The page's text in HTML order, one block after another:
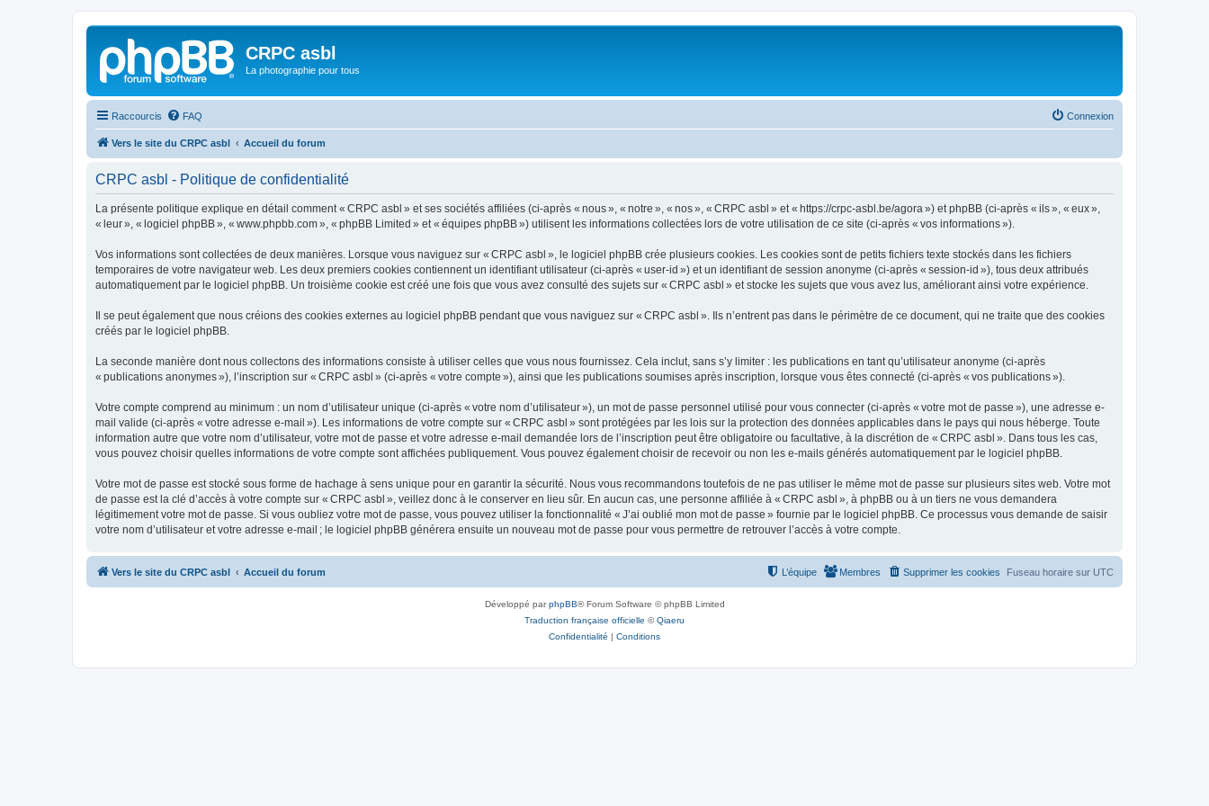
CRPC asbl
La photographie pour tous
Raccourcis FAQ Connexion
Vers le site du CRPC asbl Accueil du forum
CRPC asbl - Politique de confidentialité
La présente politique explique en détail comment « CRPC asbl » et ses sociétés affiliées (ci-après « nous », « notre », « nos », « CRPC asbl » et « https://crpc-asbl.be/agora ») et phpBB (ci-après « ils », « eux »,
« leur », « logiciel phpBB », « www.phpbb.com », « phpBB Limited » et « équipes phpBB ») utilisent les informations collectées lors de votre utilisation de ce site (ci-après « vos informations »).
Vos informations sont collectées de deux manières. Lorsque vous naviguez sur « CRPC asbl », le logiciel phpBB crée plusieurs cookies. Les cookies sont de petits fichiers texte stockés dans les fichiers
temporaires de votre navigateur web. Les deux premiers cookies contiennent un identifiant utilisateur (ci-après « user-id ») et un identifiant de session anonyme (ci-après « session-id »), tous deux attribués
automatiquement par le logiciel phpBB. Un troisième cookie est créé une fois que vous avez consulté des sujets sur « CRPC asbl » et stocke les sujets que vous avez lus, améliorant ainsi votre expérience.
Il se peut également que nous créions des cookies externes au logiciel phpBB pendant que vous naviguez sur « CRPC asbl ». Ils n’entrent pas dans le périmètre de ce document, qui ne traite que des cookies
créés par le logiciel phpBB.
La seconde manière dont nous collectons des informations consiste à utiliser celles que vous nous fournissez. Cela inclut, sans s’y limiter : les publications en tant qu’utilisateur anonyme (ci-après
« publications anonymes »), l’inscription sur « CRPC asbl » (ci-après « votre compte »), ainsi que les publications soumises après inscription, lorsque vous êtes connecté (ci-après « vos publications »).
Votre compte comprend au minimum : un nom d’utilisateur unique (ci-après « votre nom d’utilisateur »), un mot de passe personnel utilisé pour vous connecter (ci-après « votre mot de passe »), une adresse e-
mail valide (ci-après « votre adresse e-mail »). Les informations de votre compte sur « CRPC asbl » sont protégées par les lois sur la protection des données applicables dans le pays qui nous héberge. Toute
information autre que votre nom d’utilisateur, votre mot de passe et votre adresse e-mail demandée lors de l’inscription peut être obligatoire ou facultative, à la discrétion de « CRPC asbl ». Dans tous les cas,
vous pouvez choisir quelles informations de votre compte sont affichées publiquement. Vous pouvez également choisir de recevoir ou non les e-mails générés automatiquement par le logiciel phpBB.
Votre mot de passe est stocké sous forme de hachage à sens unique pour en garantir la sécurité. Nous vous recommandons toutefois de ne pas utiliser le même mot de passe sur plusieurs sites web. Votre mot
de passe est la clé d’accès à votre compte sur « CRPC asbl », veillez donc à le conserver en lieu sûr. En aucun cas, une personne affiliée à « CRPC asbl », à phpBB ou à un tiers ne vous demandera
légitimement votre mot de passe. Si vous oubliez votre mot de passe, vous pouvez utiliser la fonctionnalité « J’ai oublié mon mot de passe » fournie par le logiciel phpBB. Ce processus vous demande de saisir
votre nom d’utilisateur et votre adresse e-mail ; le logiciel phpBB générera ensuite un nouveau mot de passe pour vous permettre de retrouver l’accès à votre compte.
Vers le site du CRPC asbl Accueil du forum Fuseau horaire sur UTC
Supprimer les cookies
Membres
L’équipe
Développé parphpBB® Forum Software © phpBB Limited
Traduction française officielle ©Qiaeru
Confidentialité | Conditions